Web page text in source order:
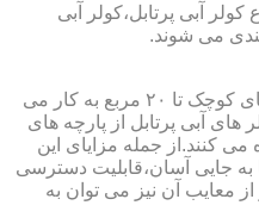
کولر آبی پرتابل،کولر آبی
می شوند.
این نوع کولر ها معمولا برای فضا های کوچک تا ۲۰ مربع به کار می
های آبی پرتابل از پارچه های
کنند.از جمله مزایای این
جایی آسان،قابلیت دسترسی
معایب آن نیز می توان به